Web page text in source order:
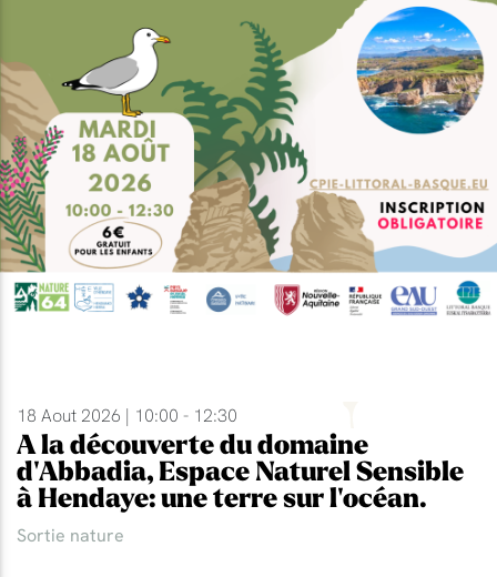
18 Aout 2026 | 10:00 - 12:30
A la découverte du domaine
d'Abbadia, Espace Naturel Sensible
à Hendaye: une terre sur l'océan.
Sortie nature